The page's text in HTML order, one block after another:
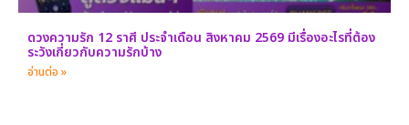
ดวงความรัก 12 ราศี ประจำเดือน สิงหาคม 2569 มีเรื่องอะไรที่ต้อง
ระวังเกี่ยวกับความรักบ้าง
อ่านต่อ »